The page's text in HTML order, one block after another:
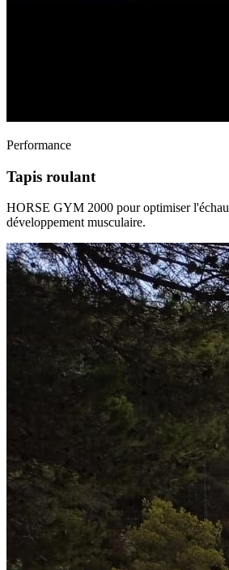
Performance
Tapis roulant
HORSE GYM 2000 pour optimiser
développement musculaire.